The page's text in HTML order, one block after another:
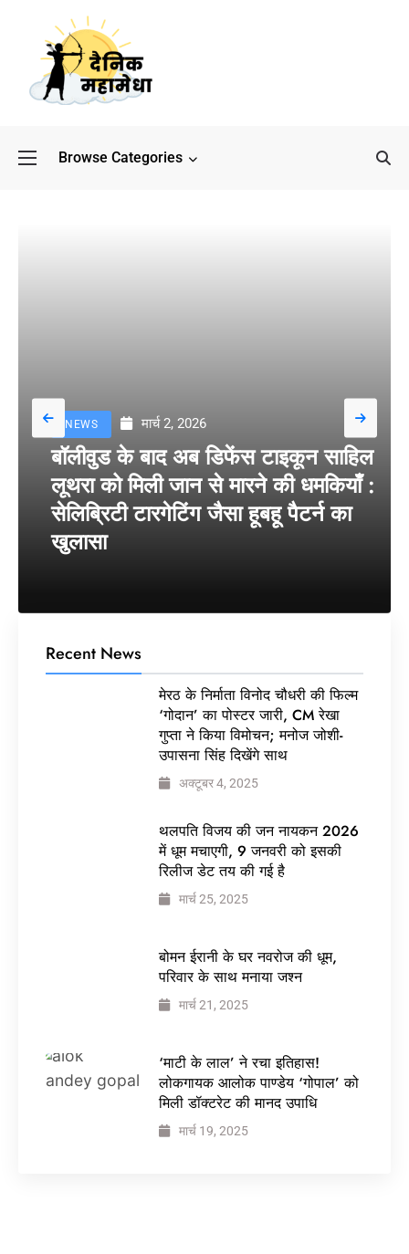
Browse Categories
NEWS मार्च 2, 2026
बॉलीवुड के बाद अब डिफेंस टाइकून साहिल
लूथरा को मिली जान से मारने की धमकियाँ :
सेलिब्रिटी टारगेटिंग जैसा हूबहू पैटर्न का
खुलासा
Recent News
मेरठ के निर्माता विनोद चौधरी की फिल्म
‘गोदान’ का पोस्टर जारी, CM रेखा
गुप्ता ने किया विमोचन; मनोज जोशी-
उपासना सिंह दिखेंगे साथ
अक्टूबर 4, 2025
थलपति विजय की जन नायकन 2026
में धूम मचाएगी, 9 जनवरी को इसकी
रिलीज डेट तय की गई है
मार्च 25, 2025
बोमन ईरानी के घर नवरोज की धूम,
परिवार के साथ मनाया जश्न
मार्च 21, 2025
‘माटी के लाल’ ने रचा इतिहास!
लोकगायक आलोक पाण्डेय ‘गोपाल’ को
मिली डॉक्टरेट की मानद उपाधि
मार्च 19, 2025